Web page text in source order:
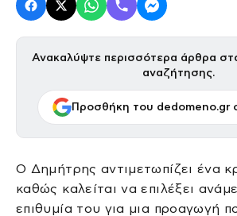
Ανακαλύψτε περισσότερα άρθρα
αναζήτησης.
Προσθήκη του dedomeno.gr
Ο Δημήτρης αντιμετωπίζει ένα
καθώς καλείται να επιλέξει
επιθυμία του για μια προαγωγή